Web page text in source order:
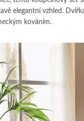
elegantní vzhled.
kováním.